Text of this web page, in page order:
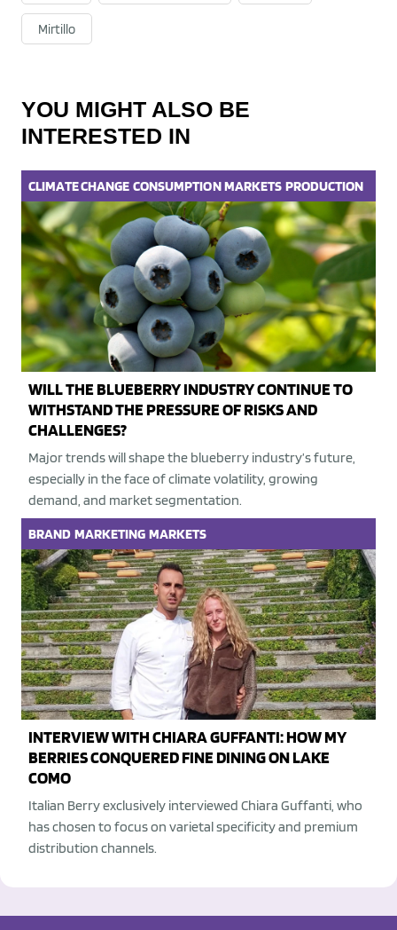
Mirtillo
YOU MIGHT ALSO BE
INTERESTED IN
CLIMATE CHANGE CONSUMPTIONMARKETS PRODUCTION
WILL THE BLUEBERRY INDUSTRY CONTINUE TO
WITHSTAND THE PRESSURE OF RISKS AND
CHALLENGES?
Major trends will shape the blueberry industry’s future,
especially in the face of climate volatility, growing
demand, and market segmentation.
BRAND MARKETING MARKETS
INTERVIEW WITH CHIARA GUFFANTI: HOW MY
BERRIES CONQUERED FINE DINING ON LAKE
COMO
Italian Berry exclusively interviewed Chiara Guffanti, who
has chosen to focus on varietal specificity and premium
distribution channels.